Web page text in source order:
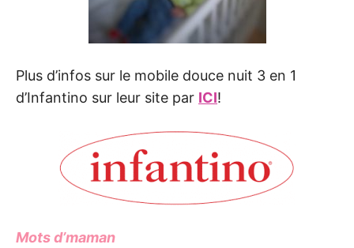
Plus d’infos sur le mobile douce nuit 3 en 1
d’Infantino sur leur site par ICI!
Mots d’maman